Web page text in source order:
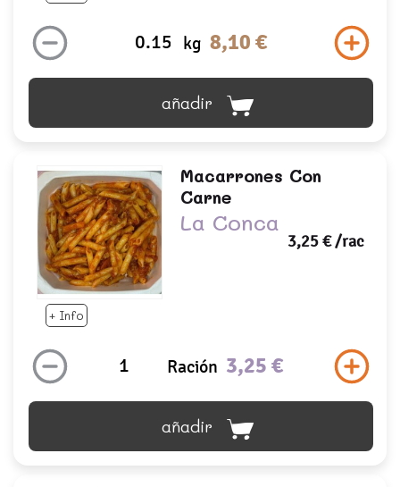
kg 8,10 €
añadir
+ Info
Macarrones Con
Carne
La Conca
3,25 €/rac
Ración 3,25 €
añadir